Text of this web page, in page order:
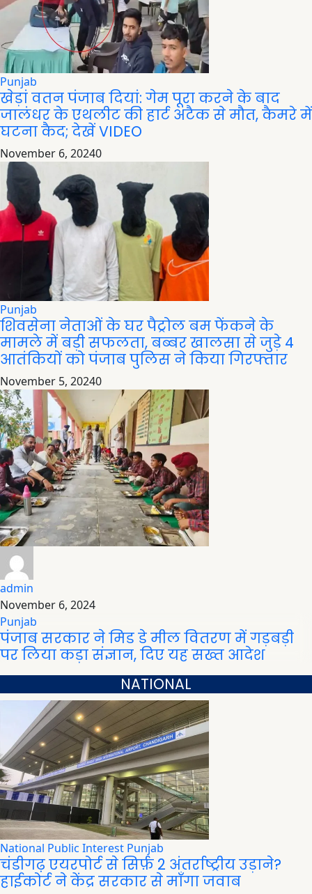
Punjab
खेड़ां वतन पंजाब दियां: गेम पूरा करने के बाद
जालंधर के एथलीट की हार्ट अटैक से मौत, कैमरे में
घटना कैद; देखें VIDEO
November 6, 20240
Punjab
शिवसेना नेताओं के घर पैट्रोल बम फेंकने के
मामले में बड़ी सफलता, बब्बर खालसा से जुड़े 4
आतंकियों को पंजाब पुलिस ने किया गिरफ्तार
November 5, 20240
admin
November 6, 2024
Punjab
पंजाब सरकार ने मिड डे मील वितरण में गड़बड़ी
पर लिया कड़ा संज्ञान, दिए यह सख्त आदेश
NATIONAL
National Public Interest Punjab
चंडीगढ़ एयरपोर्ट से सिर्फ़ 2 अंतर्राष्ट्रीय उड़ाने?
हाईकोर्ट ने केंद्र सरकार से माँगा जवाब